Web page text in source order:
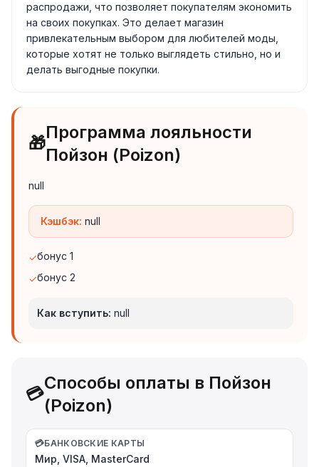
распродажи, что позволяет покупателям экономить
на своих покупках. Это делает магазин
привлекательным выбором для любителей моды,
которые хотят не только выглядеть стильно, но и
делать выгодные покупки.
🎁
Программа лояльности
Пойзон (Poizon)
null
Кэшбэк: null
✓бонус 1
✓бонус 2
Как вступить: null
💳
Способы оплаты в Пойзон
(Poizon)
💳БАНКОВСКИЕ КАРТЫ
Мир, VISA, MasterCard